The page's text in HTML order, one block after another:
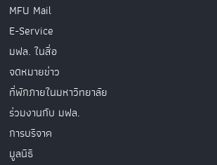
MFU Mail
E-Service
มฟล. ในสื่อ
จดหมายข่าว
ที่พักภายในมหาวิทยาลัย
ร่วมงานกับ มฟล.
การบริจาค
มูลนิธิ